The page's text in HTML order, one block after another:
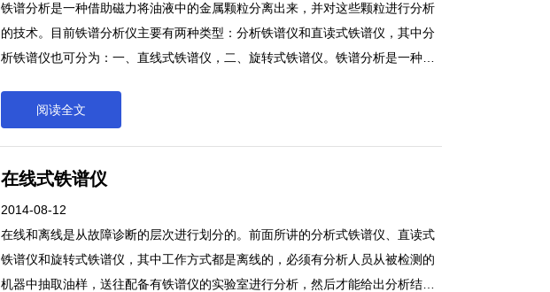
铁谱分析是一种借助磁力将油液中的金属颗粒分离出来，并对这些颗粒进行分析
的技术。目前铁谱分析仪主要有两种类型：分析铁谱仪和直读式铁谱仪，其中分
析铁谱仪也可分为：一、直线式铁谱仪，二、旋转式铁谱仪。铁谱分析是一种借
分析仪主要有两种类型：分析铁谱仪和直读式铁谱仪，其中分析铁谱仪也可分
为：一、直线式铁谱仪，二、旋转式铁谱仪。
阅读全文
在线式铁谱仪
2014-08-12
在线和离线是从故障诊断的层次进行划分的。前面所讲的分析式铁谱仪、直读式
铁谱仪和旋转式铁谱仪，其中工作方式都是离线的，必须有分析人员从被检测的
机器中抽取油样，送往配备有铁谱仪的实验室进行分析，然后才能给出分析结